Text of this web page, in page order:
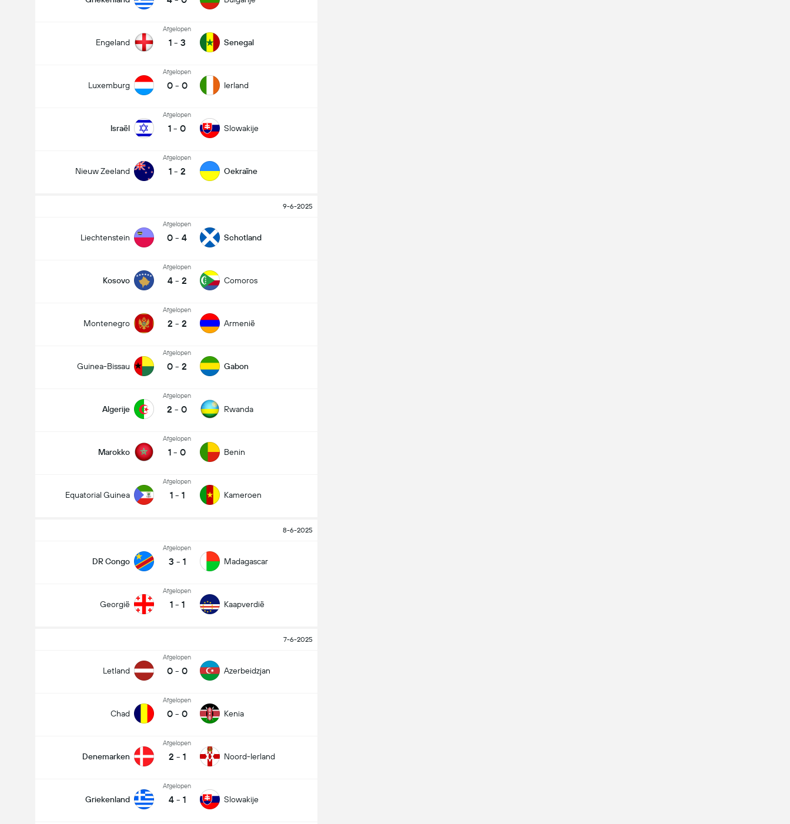
Engeland
Afgelopen
1 - 3 Senegal
Luxemburg
Afgelopen
0 - 0 Ierland
Israël
Afgelopen
1 - 0 Slowakije
Nieuw Zeeland
Afgelopen
1 - 2 Oekraïne
9-6-2025
Liechtenstein
Afgelopen
0 - 4 Schotland
Kosovo
Afgelopen
4 - 2 Comoros
Montenegro
Afgelopen
2 - 2 Armenië
Guinea-Bissau
Afgelopen
0 - 2 Gabon
Algerije
Afgelopen
2 - 0 Rwanda
Marokko
Afgelopen
1 - 0 Benin
Equatorial Guinea
Afgelopen
1 - 1 Kameroen
8-6-2025
DR Congo
Afgelopen
3 - 1 Madagascar
Georgië
Afgelopen
1 - 1 Kaapverdië
7-6-2025
Letland
Afgelopen
0 - 0 Azerbeidzjan
Chad
Afgelopen
0 - 0 Kenia
Denemarken
Afgelopen
2 - 1 Noord-Ierland
Griekenland
Afgelopen
4 - 1 Slowakije